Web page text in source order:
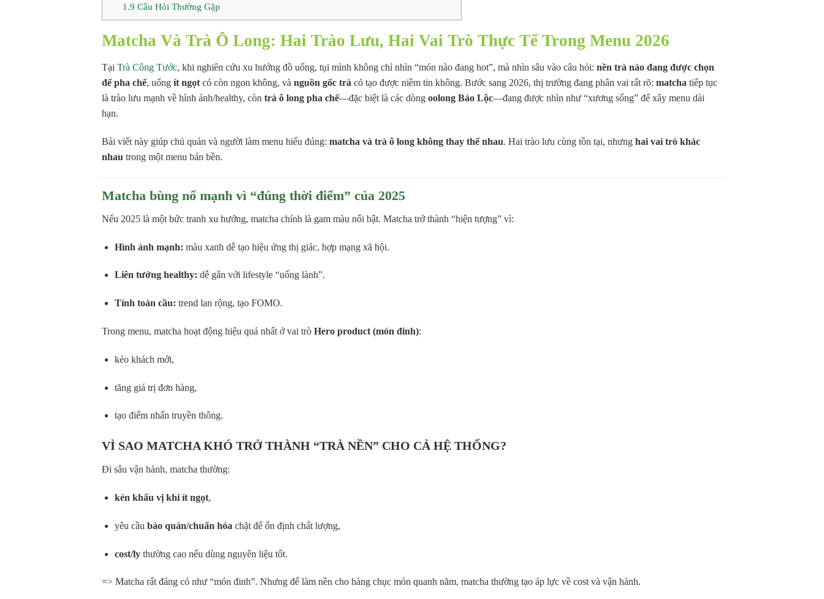
1.9 Câu Hỏi Thường Gặp
Matcha Và Trà Ô Long: Hai Trào Lưu, Hai Vai Trò Thực Tế Trong Menu 2026
TạiTrà Công Tước, khi nghiên cứu xu hướng đồ uống, tụi mình không chỉ nhìn “món nào đang hot”, mà nhìn sâu vào câu hỏi:nền trà nào đang được chọn
để pha chế, uốngít ngọt có còn ngon không, vànguồn gốc trà có tạo được niềm tin không. Bước sang 2026, thị trường đang phân vai rất rõ:matcha tiếp tục
là trào lưu mạnh về hình ảnh/healthy, còntrà ô long pha chế—đặc biệt là các dòngoolong Bảo Lộc—đang được nhìn như “xương sống” để xây menu dài
hạn.
Bài viết này giúp chủ quán và người làm menu hiểu đúng:matcha và trà ô long không thay thế nhau. Hai trào lưu cùng tồn tại, nhưnghai vai trò khác
nhau trong một menu bán bền.
Matcha bùng nổ mạnh vì “đúng thời điểm” của 2025
Nếu 2025 là một bức tranh xu hướng, matcha chính là gam màu nổi bật. Matcha trở thành “hiện tượng” vì:
Hình ảnh mạnh: màu xanh dễ tạo hiệu ứng thị giác, hợp mạng xã hội.
Liên tưởng healthy: dễ gắn với lifestyle “uống lành”.
Tính toàn cầu: trend lan rộng, tạo FOMO.
Trong menu, matcha hoạt động hiệu quả nhất ở vai tròHero product (món đinh):
kéo khách mới,
tăng giá trị đơn hàng,
tạo điểm nhấn truyền thông.
VÌ SAO MATCHA KHÓ TRỞ THÀNH “TRÀ NỀN” CHO CẢ HỆ THỐNG?
Đi sâu vận hành, matcha thường:
kén khẩu vị khi ít ngọt,
yêu cầu bảo quản/chuẩn hóa chặt để ổn định chất lượng,
cost/lythường cao nếu dùng nguyên liệu tốt.
=> Matcha rất đáng có như “món đinh”. Nhưng để làm nền cho hàng chục món quanh năm, matcha thường tạo áp lực về cost và vận hành.